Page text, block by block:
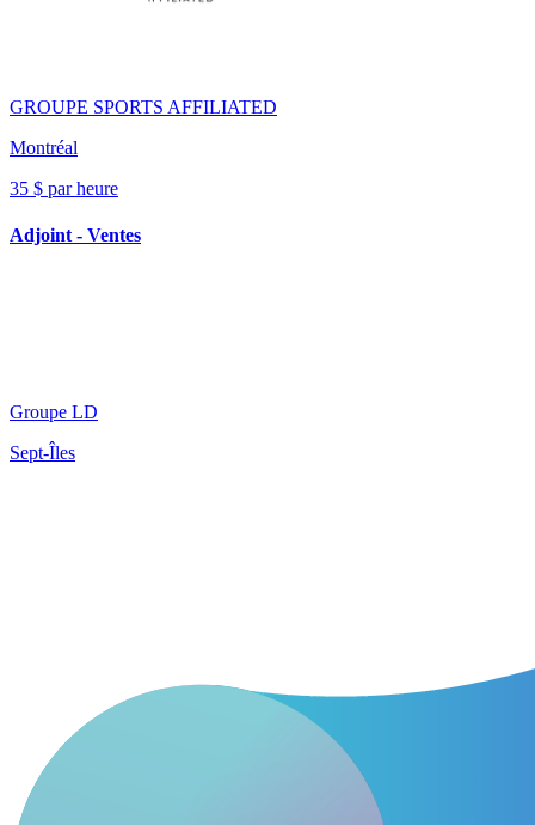
GROUPE SPORTS AFFILIATED
Montréal
35 $ par heure
Adjoint - Ventes
Groupe LD
Sept-Îles